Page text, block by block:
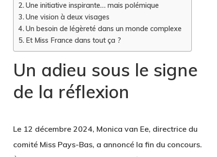
Une initiative inspirante… mais polémique
Une vision à deux visages
Un besoin de légèreté dans un monde complexe
Et Miss France dans tout ça ?
Un adieu sous le signe
de la réflexion
Le 12 décembre 2024, Monica van Ee, directrice du
comité Miss Pays-Bas, a annoncé la fin du concours.